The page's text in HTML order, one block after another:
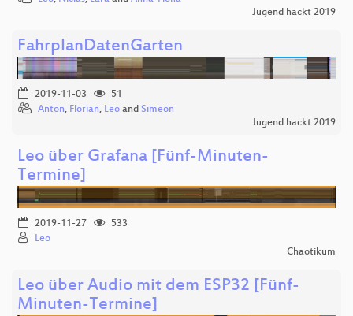
Jugend hackt 2019
FahrplanDatenGarten
2019-11-03
51
Anton, Florian, Leo and Simeon
Jugend hackt 2019
Leo über Grafana [Fünf-Minuten-
Termine]
2019-11-27
533
Leo
Chaotikum
Leo über Audio mit dem ESP32 [Fünf-
Minuten-Termine]